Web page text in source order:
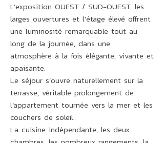
L’exposition OUEST / SUD-OUEST, les
larges ouvertures et l’étage élevé offrent
une luminosité remarquable tout au
long de la journée, dans une
atmosphère à la fois élégante, vivante et
apaisante.
Le séjour s’ouvre naturellement sur la
terrasse, véritable prolongement de
l’appartement tournée vers la mer et les
couchers de soleil.
La cuisine indépendante, les deux